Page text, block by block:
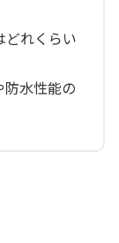
どれくらい
水性能の